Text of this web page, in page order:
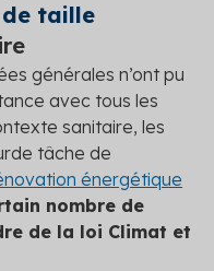
de taille
générales n’ont pu
avec tous les
sanitaire, les
tâche de
énergétique
nombre de
de la loi Climat et